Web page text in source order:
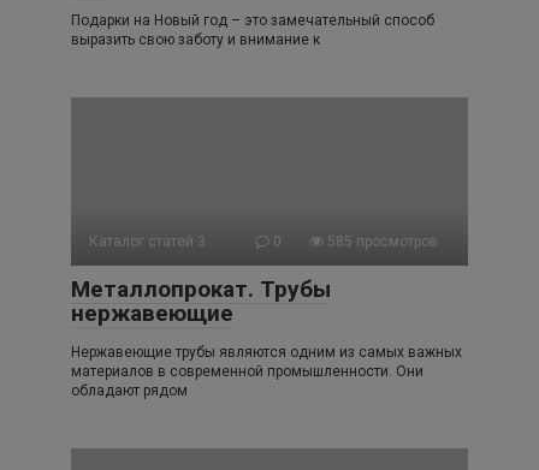
Подарки на Новый год – это замечательный способ
выразить свою заботу и внимание к
Каталог статей 3 0 585 просмотров
Металлопрокат. Трубы
нержавеющие
Нержавеющие трубы являются одним из самых важных
материалов в современной промышленности. Они
обладают рядом